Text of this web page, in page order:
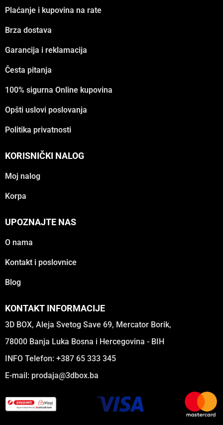
Plaćanje i kupovina na rate
Brza dostava
Garancija i reklamacija
Česta pitanja
100% sigurna Online kupovina
Opšti uslovi poslovanja
Politika privatnosti
KORISNIČKI NALOG
Moj nalog
Korpa
UPOZNAJTE NAS
O nama
Kontakt i poslovnice
Blog
KONTAKT INFORMACIJE
3D BOX, Aleja Svetog Save 69, Mercator Borik,
78000 Banja Luka Bosna i Hercegovina - BIH
INFO Telefon: +387 65 333 345
E-mail: prodaja@3dbox.ba